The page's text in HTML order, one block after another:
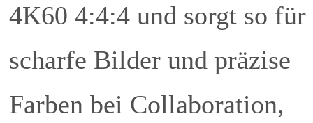
4K60 4:4:4 und sorgt so für
scharfe Bilder und präzise
Farben bei Collaboration,